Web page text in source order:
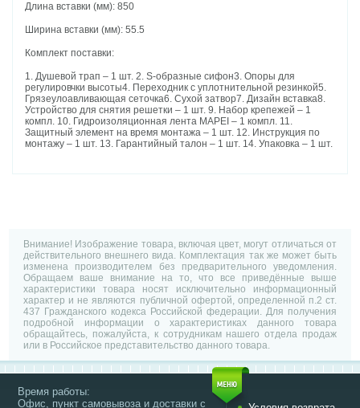
Длина вставки (мм): 850
Ширина вставки (мм): 55.5
Комплект поставки:
1. Душевой трап – 1 шт. 2. S-образные сифон3. Опоры для
регулировчки высоты4. Переходник с уплотнительной резинкой5.
Грязеулоавливающая сеточка6. Сухой затвор7. Дизайн вставка8.
Устройство для снятия решетки – 1 шт. 9. Набор крепежей – 1
компл. 10. Гидроизоляционная лента MAPEI – 1 компл. 11.
Защитный элемент на время монтажа – 1 шт. 12. Инструкция по
монтажу – 1 шт. 13. Гарантийный талон – 1 шт. 14. Упаковка – 1 шт.
Внимание! Изображение товара, включая цвет, могут отличаться от
действительного внешнего вида. Комплектация так же может быть
изменена производителем без предварительного уведомления.
Обращаем ваше внимание на то, что все приведённые выше
характеристики товара носят исключительно информационный
характер и не являются публичной офертой, определенной п.2 ст.
437 Гражданского кодекса Российской федерации. Для получения
подробной информации о характеристиках данного товара
обращайтесь, пожалуйста, к сотрудникам нашего отдела продаж
или в Российское представительство данного товара.
Время работы:
Офис, пункт самовывоза и доставки с